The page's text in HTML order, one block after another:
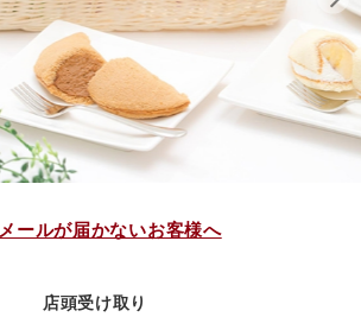
メールが届かないお客様へ
店頭受け取り